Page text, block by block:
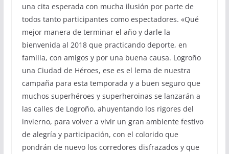
una cita esperada con mucha ilusión por parte de
todos tanto participantes como espectadores. «Qué
mejor manera de terminar el año y darle la
bienvenida al 2018 que practicando deporte, en
familia, con amigos y por una buena causa. Logroño
una Ciudad de Héroes, ese es el lema de nuestra
campaña para esta temporada y a buen seguro que
muchos superhéroes y superheroinas se lanzarán a
las calles de Logroño, ahuyentando los rigores del
invierno, para volver a vivir un gran ambiente festivo
de alegría y participación, con el colorido que
pondrán de nuevo los corredores disfrazados y que